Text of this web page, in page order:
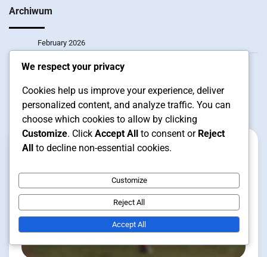
Archiwum
February 2026
January 2026
Related Posts
We respect your privacy
Cookies help us improve your experience, deliver
personalized content, and analyze traffic. You can
choose which cookies to allow by clicking
Customize. Click Accept All to consent or Reject
All to decline non-essential cookies.
Customize
Reject All
Accept All